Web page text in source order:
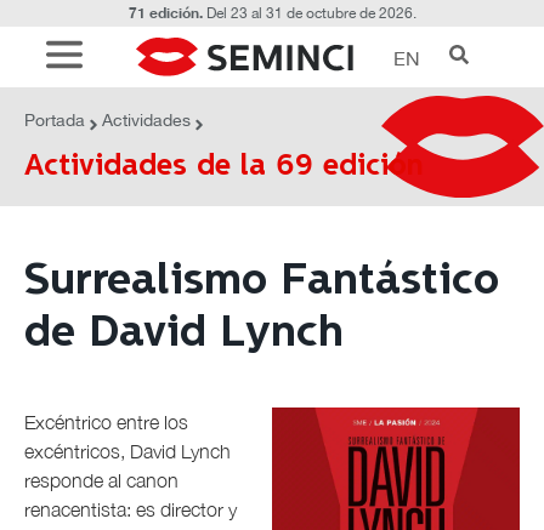
71 edición.Del 23 al 31 de octubre de 2026.
EN
Portada Actividades
Actividades de la 69 edición
Surrealismo Fantástico
de David Lynch
ACTIVIDADES
Surrealismo Fantástico de David Lynch
Excéntrico entre los
excéntricos, David Lynch
responde al canon
renacentista: es director y